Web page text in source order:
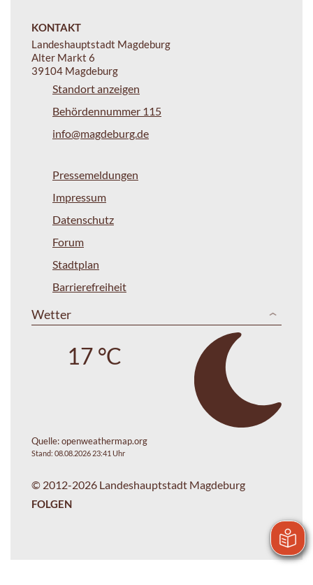
KONTAKT
Landeshauptstadt Magdeburg
Alter Markt 6
39104 Magdeburg
Standort anzeigen
Behördennummer 115
info@magdeburg.de
Pressemeldungen
Impressum
Datenschutz
Forum
Stadtplan
Barrierefreiheit
Wetter
17 °C
Quelle:openweathermap.org
Stand: 08.08.2026 23:41 Uhr
© 2012-2026 Landeshauptstadt Magdeburg
FOLGEN